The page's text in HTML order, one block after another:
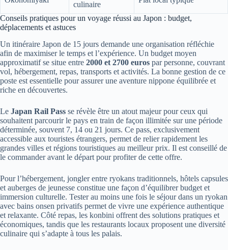
culinaire
Conseils pratiques pour un voyage réussi au Japon : budget,
déplacements et astuces
Un itinéraire Japon de 15 jours demande une organisation réfléchie
afin de maximiser le temps et l’expérience. Un budget moyen
approximatif se situe entre 2000 et 2700 euros par personne, couvrant
vol, hébergement, repas, transports et activités. La bonne gestion de ce
poste est essentielle pour assurer une aventure nippone équilibrée et
riche en découvertes.
Le Japan Rail Pass se révèle être un atout majeur pour ceux qui
souhaitent parcourir le pays en train de façon illimitée sur une période
déterminée, souvent 7, 14 ou 21 jours. Ce pass, exclusivement
accessible aux touristes étrangers, permet de relier rapidement les
grandes villes et régions touristiques au meilleur prix. Il est conseillé de
le commander avant le départ pour profiter de cette offre.
Pour l’hébergement, jongler entre ryokans traditionnels, hôtels capsules
et auberges de jeunesse constitue une façon d’équilibrer budget et
immersion culturelle. Tester au moins une fois le séjour dans un ryokan
avec bains onsen privatifs permet de vivre une expérience authentique
et relaxante. Côté repas, les konbini offrent des solutions pratiques et
économiques, tandis que les restaurants locaux proposent une diversité
culinaire qui s’adapte à tous les palais.